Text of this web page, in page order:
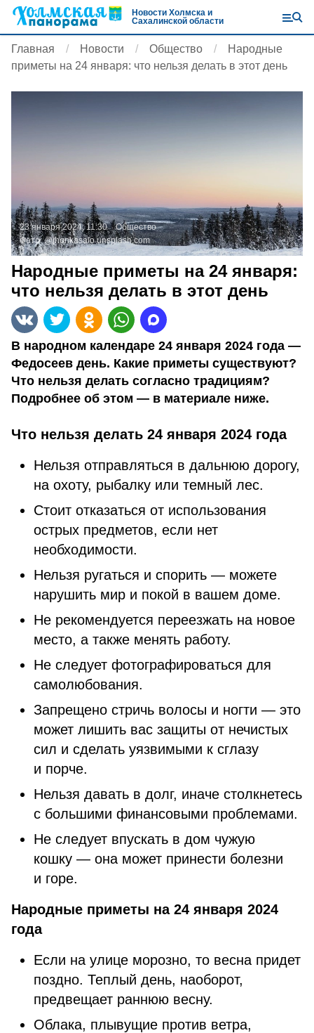
Новости Холмска и
Сахалинской области
Главная Новости Общество
Народные
приметы на 24 января: что нельзя делать в этот день
23 января 2024, 11:30
Общество
Фото:@jhonkasalo unsplash.com
Народные приметы на 24 января:
что нельзя делать в этот день
В народном календаре 24 января 2024 года —
Федосеев день. Какие приметы существуют?
Что нельзя делать согласно традициям?
Подробнее об этом — в материале ниже.
Что нельзя делать 24 января 2024 года
Нельзя отправляться в дальнюю дорогу,
на охоту, рыбалку или темный лес.
Стоит отказаться от использования
острых предметов, если нет
необходимости.
Нельзя ругаться и спорить — можете
нарушить мир и покой в вашем доме.
Не рекомендуется переезжать на новое
место, а также менять работу.
Не следует фотографироваться для
самолюбования.
Запрещено стричь волосы и ногти — это
может лишить вас защиты от нечистых
сил и сделать уязвимыми к сглазу
и порче.
Нельзя давать в долг, иначе столкнетесь
с большими финансовыми проблемами.
Не следует впускать в дом чужую
кошку — она может принести болезни
и горе.
Народные приметы на 24 января 2024
года
Если на улице морозно, то весна придет
поздно. Теплый день, наоборот,
предвещает раннюю весну.
Облака, плывущие против ветра,